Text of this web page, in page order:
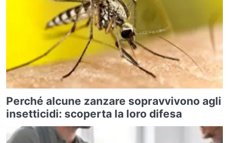
Perché alcune zanzare sopravvivono agli
insetticidi: scoperta la loro difesa